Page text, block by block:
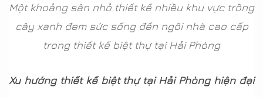
Một khoảng sân nhỏ thiết kế nhiều khu vực trồng
cây xanh đem sức sống đến ngôi nhà cao cấp
trong thiết kế biệt thự tại Hải Phòng
Xu hướng thiết kế biệt thự tại Hải Phòng hiện đại